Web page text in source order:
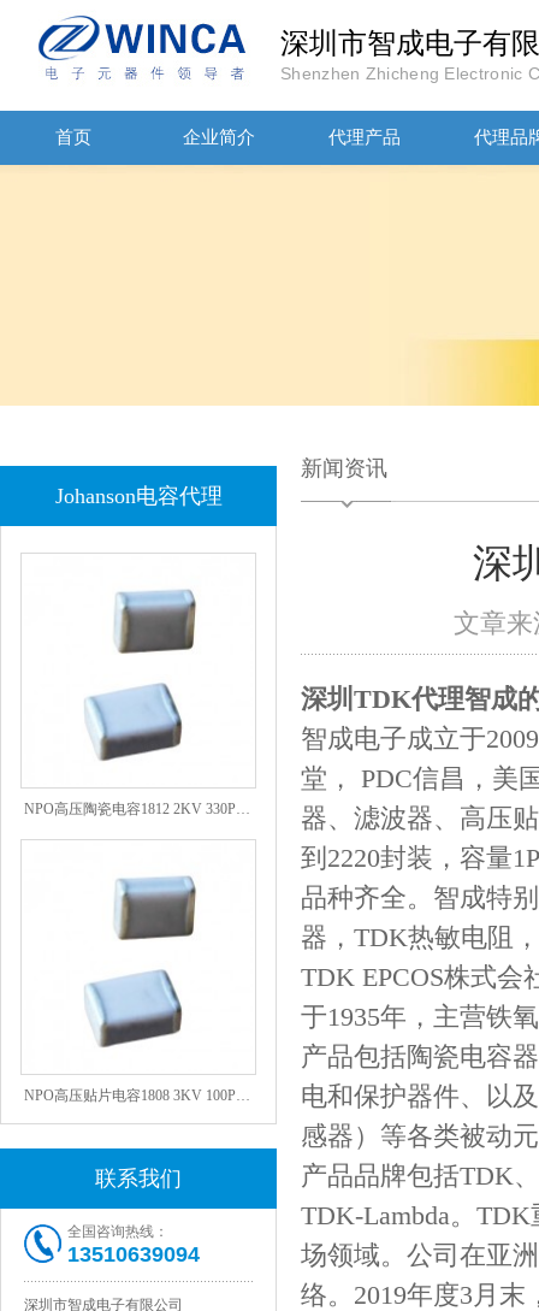
深圳市智成电子有
Shenzhen Zhicheng Electronic
首页 企业简介 代理产品 代理品
Johanson电容代理
联系我们
全国咨询热线：
13510639094
深圳市智成电子有限公司
新闻资讯
深
文章
深圳TDK代理智成
智成电子成立于
堂， PDC信昌，美
器、滤波器、高压
到2220封装，容量
品种齐全。智成特
器，TDK热敏电阻
TDK EPCOS株式
于1935年，主营铁
产品包括陶瓷电容
电和保护器件、以
感器）等各类被动
产品品牌包括TDK
TDK-Lambda。
场领域。公司在亚
络。2019年度3月末